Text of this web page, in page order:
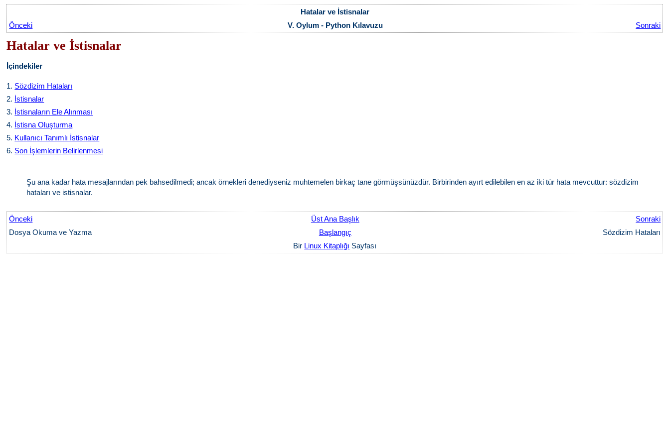
Hatalar ve İstisnalar
Önceki
V. Oylum - Python Kılavuzu Sonraki
Hatalar ve İstisnalar
İçindekiler
1. Sözdizim Hataları
2. İstisnalar
3. İstisnaların Ele Alınması
4. İstisna Oluşturma
5. Kullanıcı Tanımlı İstisnalar
6. Son İşlemlerin Belirlenmesi
Şu ana kadar hata mesajlarından pek bahsedilmedi; ancak örnekleri denediyseniz muhtemelen birkaç tane görmüşsünüzdür. Birbirinden ayırt edilebilen en az iki tür hata mevcuttur: sözdizim
hataları ve istisnalar.
Önceki Üst Ana Başlık
Sonraki
Dosya Okuma ve Yazma
Başlangıç
Sözdizim Hataları
Bir Linux Kitaplığı Sayfası